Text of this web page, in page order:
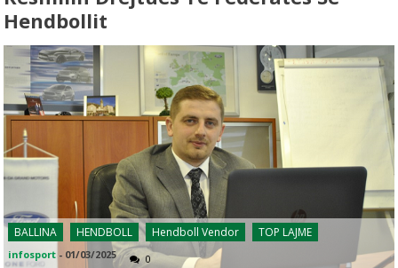
Hendbollit
BALLINA HENDBOLL Hendboll Vendor TOP LAJME
infosport - 01/03/2025 0